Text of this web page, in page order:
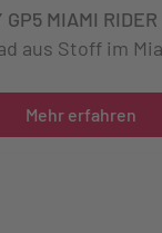
GP5 MIAMI RIDER
aus Stoff im
Mehr erfahren